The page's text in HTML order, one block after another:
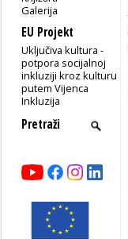
Galerija
EU Projekt
Uključiva kultura -
potpora socijalnoj
inkluziji kroz kulturu
putem Vijenca
Inkluzija